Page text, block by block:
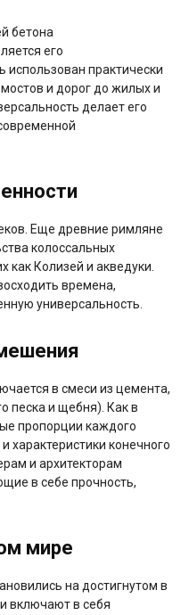
бетона
его
практически
и дорог до жилых и
делает его
Еще древние римляне
колоссальных
как Колизей и акведуки.
времена,
универсальность.
в смеси из цемента,
песка и щебня). Как в
пропорции каждого
характеристики конечного
и архитекторам
в себе прочность,
мире
на достигнутом в
включают в себя